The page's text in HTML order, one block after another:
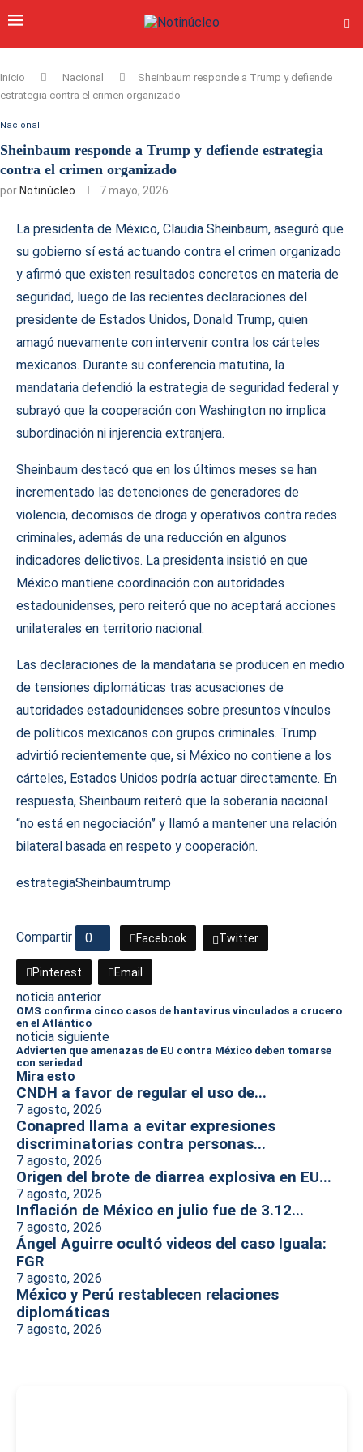
Inicio Nacional
Sheinbaum responde a Trump y defiende
estrategia contra el crimen organizado
Nacional
Sheinbaum responde a Trump y defiende estrategia
contra el crimen organizado
por Notinúcleo 7 mayo, 2026
La presidenta de México, Claudia Sheinbaum, aseguró que
su gobierno sí está actuando contra el crimen organizado
y afirmó que existen resultados concretos en materia de
seguridad, luego de las recientes declaraciones del
presidente de Estados Unidos, Donald Trump, quien
amagó nuevamente con intervenir contra los cárteles
mexicanos. Durante su conferencia matutina, la
mandataria defendió la estrategia de seguridad federal y
subrayó que la cooperación con Washington no implica
subordinación ni injerencia extranjera.
Sheinbaum destacó que en los últimos meses se han
incrementado las detenciones de generadores de
violencia, decomisos de droga y operativos contra redes
criminales, además de una reducción en algunos
indicadores delictivos. La presidenta insistió en que
México mantiene coordinación con autoridades
estadounidenses, pero reiteró que no aceptará acciones
unilaterales en territorio nacional.
Las declaraciones de la mandataria se producen en medio
de tensiones diplomáticas tras acusaciones de
autoridades estadounidenses sobre presuntos vínculos
de políticos mexicanos con grupos criminales. Trump
advirtió recientemente que, si México no contiene a los
cárteles, Estados Unidos podría actuar directamente. En
respuesta, Sheinbaum reiteró que la soberanía nacional
“no está en negociación” y llamó a mantener una relación
bilateral basada en respeto y cooperación.
estrategiaSheinbaumtrump
Compartir 0 Facebook Twitter
Pinterest Email
noticia anterior
OMS confirma cinco casos de hantavirus vinculados a crucero
en el Atlántico
noticia siguiente
Advierten que amenazas de EU contra México deben tomarse
con seriedad
Mira esto
CNDH a favor de regular el uso de...
7 agosto, 2026
Conapred llama a evitar expresiones
discriminatorias contra personas...
7 agosto, 2026
Origen del brote de diarrea explosiva en EU...
7 agosto, 2026
Inflación de México en julio fue de 3.12...
7 agosto, 2026
Ángel Aguirre ocultó videos del caso Iguala:
FGR
7 agosto, 2026
México y Perú restablecen relaciones
diplomáticas
7 agosto, 2026